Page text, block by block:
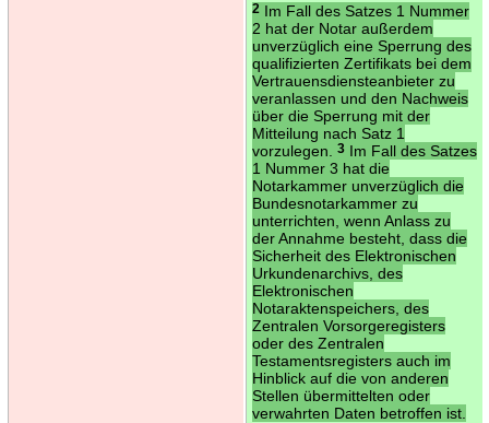
2Im Fall des Satzes 1 Nummer
2 hat der Notar außerdem
unverzüglich eine Sperrung des
qualifizierten Zertifikats bei dem
Vertrauensdiensteanbieter zu
veranlassen und den Nachweis
über die Sperrung mit der
Mitteilung nach Satz 1
vorzulegen.
3Im Fall des Satzes
1 Nummer 3 hat die
Notarkammer unverzüglich die
Bundesnotarkammer zu
unterrichten, wenn Anlass zu
der Annahme besteht, dass die
Sicherheit des Elektronischen
Urkundenarchivs, des
Elektronischen
Notaraktenspeichers, des
Zentralen Vorsorgeregisters
oder des Zentralen
Testamentsregisters auch im
Hinblick auf die von anderen
Stellen übermittelten oder
verwahrten Daten betroffen ist.